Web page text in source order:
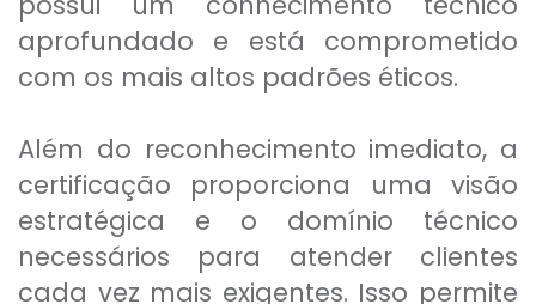
aprofundado e está comprometido
com os mais altos padrões éticos.
Além do reconhecimento imediato, a
certificação proporciona uma visão
estratégica e o domínio técnico
necessários para atender clientes
cada vez mais exigentes. Isso permite